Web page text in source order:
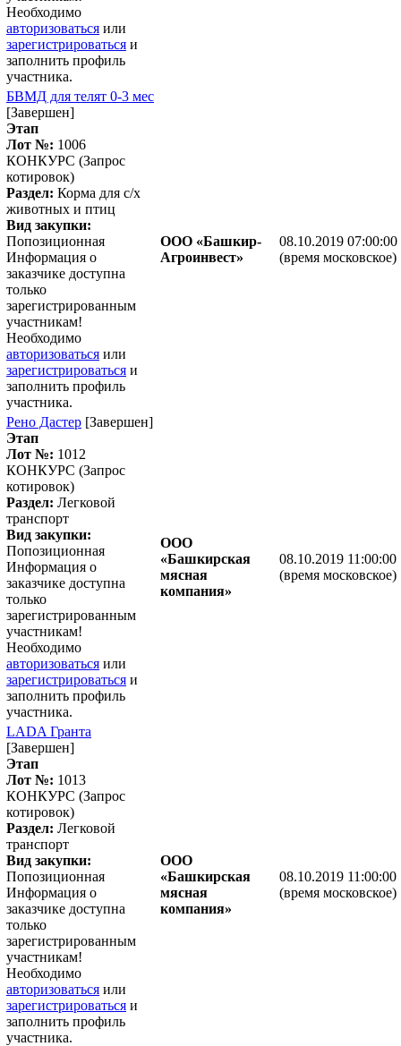
Необходимо
авторизоваться или
зарегистрироваться и
заполнить профиль
участника.
БВМД для телят 0-3 мес
[Завершен]
Этап
Лот №: 1006
КОНКУРС (Запрос
котировок)
Раздел: Корма для с/х
животных и птиц
Вид закупки:
Попозиционная
Информация о
заказчике доступна
только
зарегистрированным
участникам!
Необходимо
авторизоваться или
зарегистрироваться и
заполнить профиль
участника.
ООО «Башкир-
Агроинвест»
08.10.2019 07:00:00
(время московское)
Рено Дастер [Завершен]
Этап
Лот №: 1012
КОНКУРС (Запрос
котировок)
Раздел: Легковой
транспорт
Вид закупки:
Попозиционная
Информация о
заказчике доступна
только
зарегистрированным
участникам!
Необходимо
авторизоваться или
зарегистрироваться и
заполнить профиль
участника.
ООО
«Башкирская
мясная
компания»
08.10.2019 11:00:00
(время московское)
LADA Гранта
[Завершен]
Этап
Лот №: 1013
КОНКУРС (Запрос
котировок)
Раздел: Легковой
транспорт
Вид закупки:
Попозиционная
Информация о
заказчике доступна
только
зарегистрированным
участникам!
Необходимо
авторизоваться или
зарегистрироваться и
заполнить профиль
участника.
ООО
«Башкирская
мясная
компания»
08.10.2019 11:00:00
(время московское)